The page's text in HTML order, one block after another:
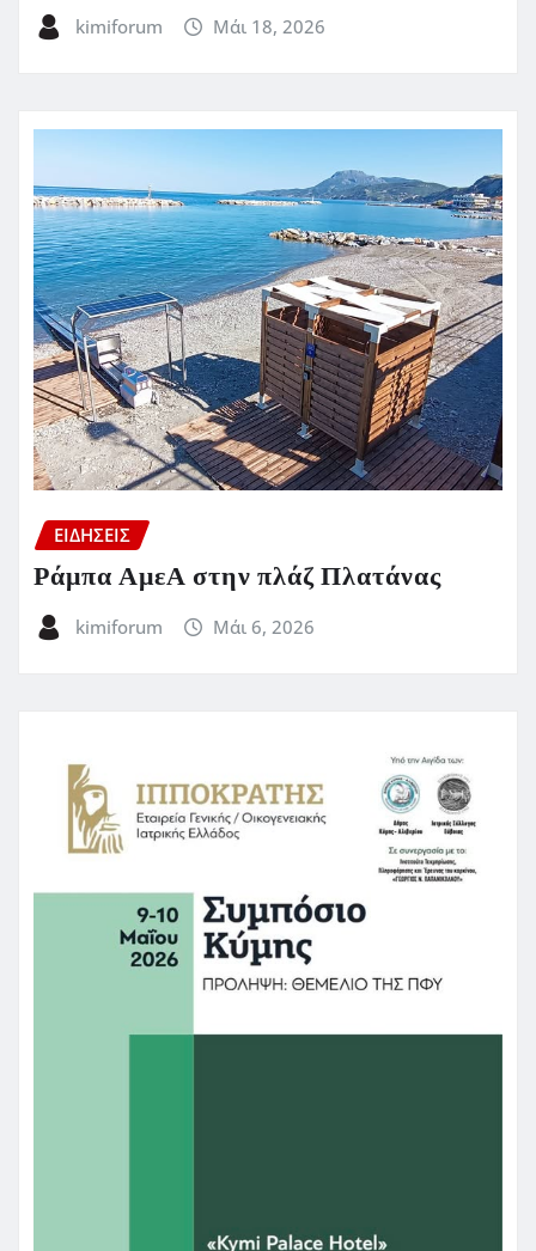
kimiforum Μάι 18, 2026
ΕΙΔΗΣΕΙΣ
Ράμπα ΑμεΑ στην πλάζ Πλατάνας
kimiforum Μάι 6, 2026